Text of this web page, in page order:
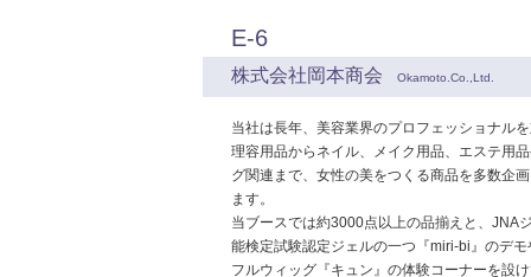
E-6
株式会社岡本商会 Okamoto.Co.,Ltd.
当社は長年、美容業界のプロフェッショナル
理容用品からネイル、メイク用品、エステ用
グ関連まで、女性の美をつくる商品を多数企
ます。
当ブースでは約3000点以上の品揃えと、JNA
能検定試験認定ジェルの一つ『miri-bi』のデ
フルウィッグ『キュン』の体験コーナーを設